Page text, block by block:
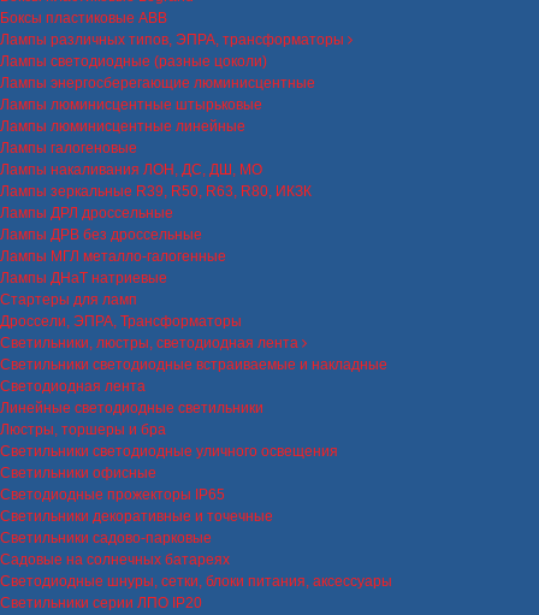
Боксы пластиковые ABB
Лампы различных типов, ЭПРА, трансформаторы
Лампы светодиодные (разные цоколи)
Лампы энергосберегающие люминисцентные
Лампы люминисцентные штырьковые
Лампы люминисцентные линейные
Лампы галогеновые
Лампы накаливания ЛОН, ДС, ДШ, МО
Лампы зеркальные R39, R50, R63, R80, ИКЗК
Лампы ДРЛ дроссельные
Лампы ДРВ без дроссельные
Лампы МГЛ металло-галогенные
Лампы ДНаТ натриевые
Стартеры для ламп
Дроссели, ЭПРА, Трансформаторы
Светильники, люстры, светодиодная лента
Светильники светодиодные встраиваемые и накладные
Светодиодная лента
Линейные светодиодные светильники
Люстры, торшеры и бра
Светильники светодиодные уличного освещения
Светильники офисные
Светодиодные прожекторы IP65
Светильники декоративные и точечные
Светильники садово-парковые
Садовые на солнечных батареях
Светодиодные шнуры, сетки, блоки питания, аксессуары
Светильники серии ЛПО IP20